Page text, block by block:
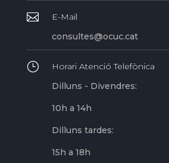

E-Mail
consultes@ocuc.cat
}
Horari Atenció Telefònica
Dilluns - Divendres:
10h a 14h
Dilluns tardes:
15h a 18h